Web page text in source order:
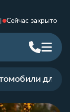
Сейчас закрыто
для